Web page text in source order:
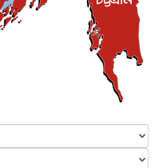
পরীমনির ঘনিষ্ঠ সম্পর্ক ছিল : নাসির
৫ আগস্ট, ২০২৬
চুক্তি হতে পারে আজ : মার্কিন অর্থমন...
৫ আগস্ট, ২০২৬
বস্তু, পারমাণবিক বোমা দিয়ে করা
৫ আগস্ট, ২০২৬
মৃত্যু, সন্দেহের মুখে কীটনাশকের